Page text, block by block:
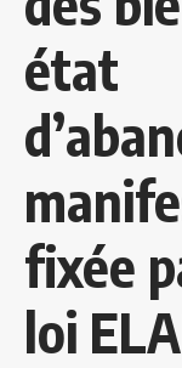
état
fixée
loi